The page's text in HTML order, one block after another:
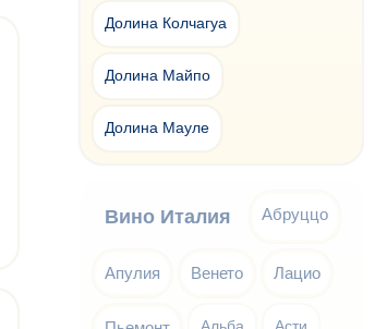
Вино Италия Абруццо
Апулия Венето Лацио
Долина Колчагуа
Долина Майпо
Долина Мауле